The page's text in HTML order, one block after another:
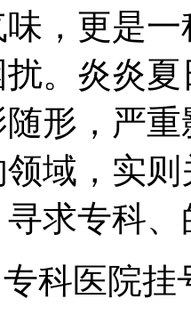
，更是
。炎炎
形，严
域，实
求专科
科医院挂